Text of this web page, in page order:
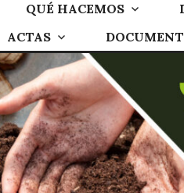
QUÉ HACEMOS
ACTAS